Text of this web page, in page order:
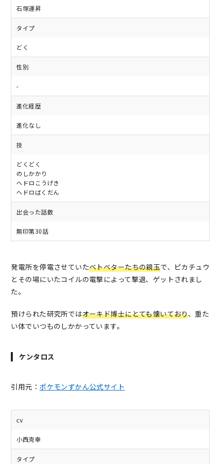
石塚運昇
タイプ
どく
性別
-
進化経歴
進化なし
技
どくどく
のしかかり
ヘドロこうげき
ヘドロばくだん
出会った話数
無印第30話
発電所を停電させていたベトベターたちの親玉で、ピカチュウ
とその場にいたコイルの電撃によって撃退、ゲットされまし
た。
預けられた研究所ではオーキド博士にとても懐いており、重た
い体でいつものしかかっています。
ケンタロス
引用元：ポケモンずかん公式サイト
cv
小西克幸
タイプ